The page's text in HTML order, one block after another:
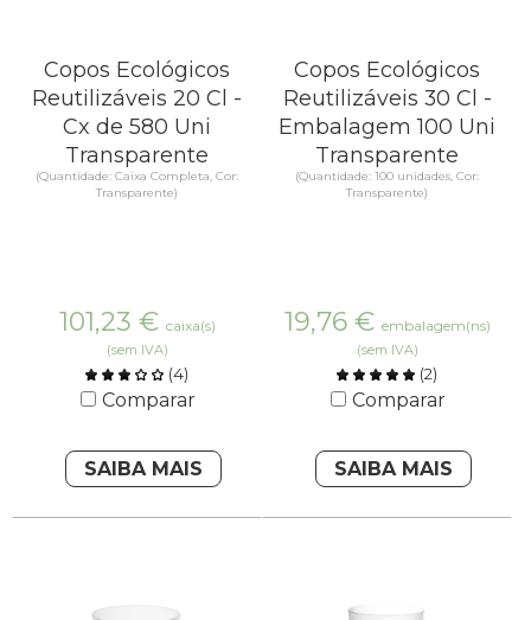
Copos Ecológicos
Reutilizáveis 20 Cl -
Cx de 580 Uni
Transparente
(Quantidade: Caixa Completa, Cor:
Transparente)
101,23 € caixa(s)
(sem IVA)
(4)
Comparar
SAIBA MAIS
Copos Ecológicos
Reutilizáveis 30 Cl -
Embalagem 100 Uni
Transparente
(Quantidade: 100 unidades, Cor:
Transparente)
19,76 € embalagem(ns)
(sem IVA)
(2)
Comparar
SAIBA MAIS